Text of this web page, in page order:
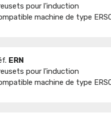
pour l'induction
machine de type
ERN
pour l'induction
machine de type